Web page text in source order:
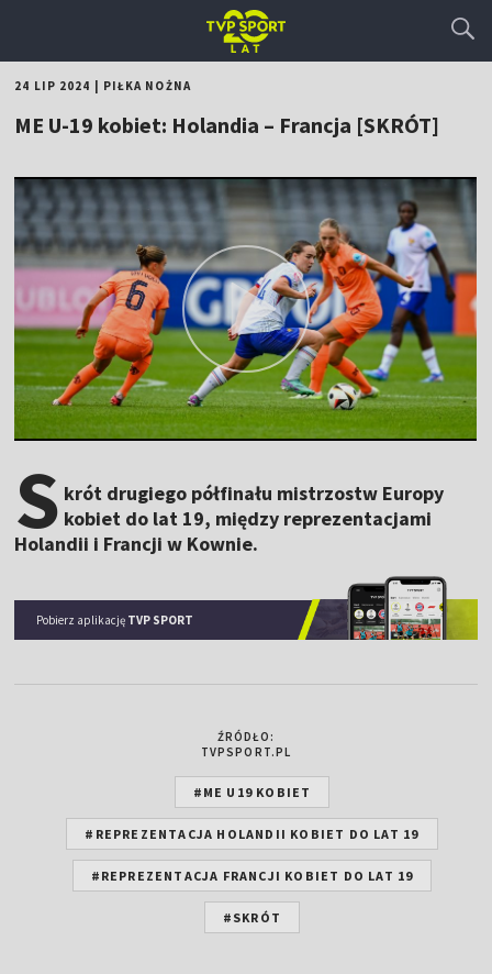
24 LIP 2024 PIŁKA NOŻNA
ME U-19 kobiet: Holandia – Francja [SKRÓT]
S krót drugiego półfinału mistrzostw Europy
kobiet do lat 19, między reprezentacjami
Holandii i Francji w Kownie.
Pobierz aplikację TVP SPORT
ŹRÓDŁO:
TVPSPORT.PL
#ME U19 KOBIET
#REPREZENTACJA HOLANDII KOBIET DO LAT 19
#REPREZENTACJA FRANCJI KOBIET DO LAT 19
#SKRÓT